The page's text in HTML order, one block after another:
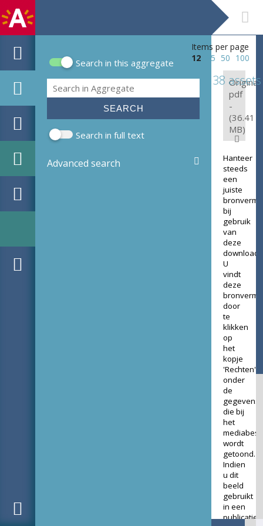
Search form
Search in this aggregate
Search
Search in full text
Advanced search
Items per page
12
25 50 100
38 assets
Original:
pdf
-
(36.41
MB)
Hanteer
steeds
een
juiste
bij
gebruik
van
deze
download.
U
vindt
deze
door
te
klikken
op
het
kopje
'Rechten'
onder
de
gegevens
die bij
het
wordt
getoond.
Indien
u dit
beeld
gebruikt
in een
publicatie,